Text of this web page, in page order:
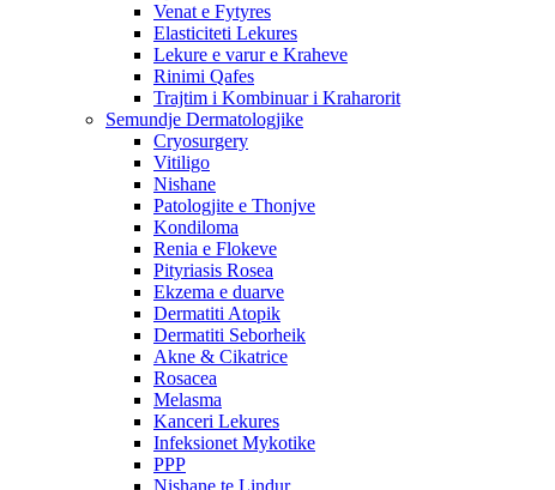
Venat e Fytyres
Elasticiteti Lekures
Lekure e varur e Kraheve
Rinimi Qafes
Trajtim i Kombinuar i Kraharorit
Semundje Dermatologjike
Cryosurgery
Vitiligo
Nishane
Patologjite e Thonjve
Kondiloma
Renia e Flokeve
Pityriasis Rosea
Ekzema e duarve
Dermatiti Atopik
Dermatiti Seborheik
Akne & Cikatrice
Rosacea
Melasma
Kanceri Lekures
Infeksionet Mykotike
PPP
Nishane te Lindur